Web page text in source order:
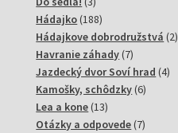
produkty
Hádajko 188188
produktov
Hádajkove dobrodružstvá 22
Havranie záhady 77
produktov
Jazdecký dvor Soví hrad 44
Kamošky, schôdzky 66
Lea a kone 1313
produktov
Otázky a odpovede 77